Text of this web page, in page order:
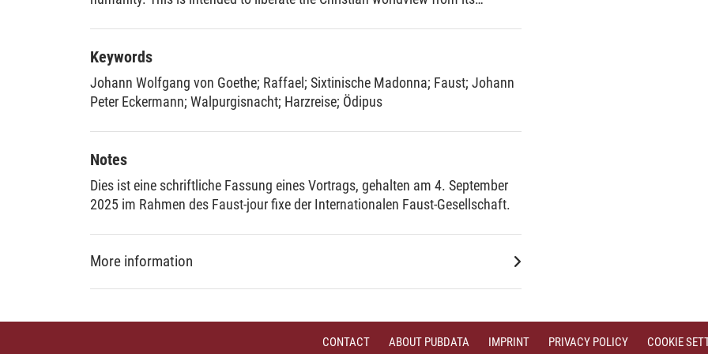
Keywords
Johann Wolfgang von Goethe; Raffael; Sixtinische Madonna; Faust; Johann
Peter Eckermann; Walpurgisnacht; Harzreise; Ödipus
Notes
Dies ist eine schriftliche Fassung eines Vortrags, gehalten am 4. September
2025 im Rahmen des Faust-jour fixe der Internationalen Faust-Gesellschaft.
More information
709 :: Histor., geogr., personenbezogene Behandlung der bildenden und
CONTACT ABOUT PUBDATA IMPRINT PRIVACY POLICY COOKIE